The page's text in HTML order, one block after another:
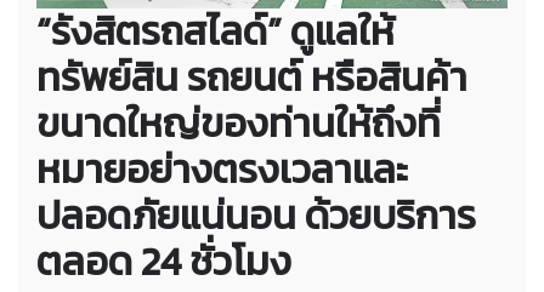
“รังสิตรถสไลด์” ดูแลให้
ทรัพย์สิน รถยนต์ หรือสินค้า
ขนาดใหญ่ของท่านให้ถึงที่
หมายอย่างตรงเวลาและ
ปลอดภัยแน่นอน ด้วยบริการ
ตลอด 24 ชั่วโมง